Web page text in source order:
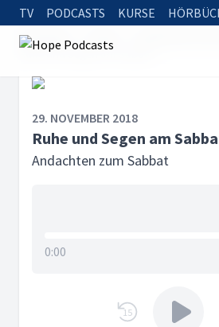
TV PODCASTS KURSE
Startseite
Andachten
Ruhe und Segen am Sabbat
29. NOVEMBER 2018
Ruhe und Segen am
Andachten zum Sabbat
0:00
15